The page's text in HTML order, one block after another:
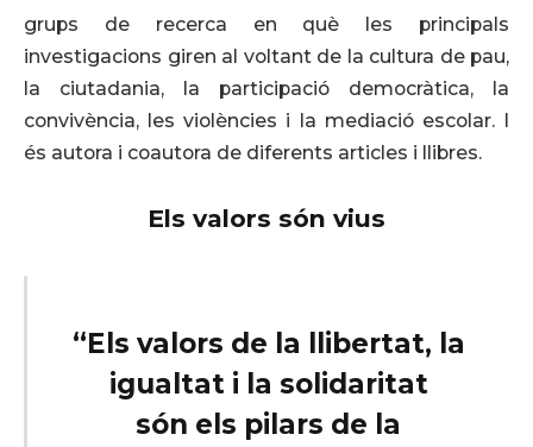
grups de recerca en què les principals
investigacions giren al voltant de la cultura de pau,
la ciutadania, la participació democràtica, la
convivència, les violències i la mediació escolar. I
és autora i coautora de diferents articles i llibres.
Els valors són vius
“Els valors de la llibertat, la
igualtat i la solidaritat
són els pilars de la